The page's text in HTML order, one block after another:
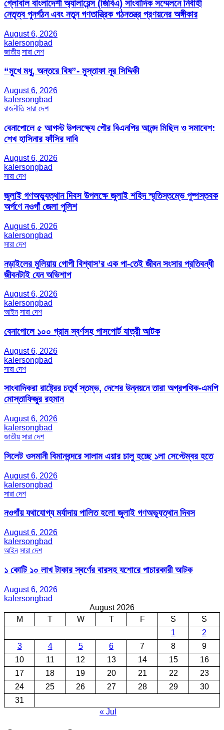
গ্লোবাল বাংলাদেশী অ্যালায়েন্স (জিবিএ) সাংবাদিক সম্মেলনে নির্বাহী
নেতৃত্ব পুনর্গঠন এবং নতুন গণতান্ত্রিক গঠনতন্ত্র প্রণয়নের অঙ্গীকার
August 6, 2026
kalersongbad
জাতীয় সারা দেশ
“মুখে মধু, অন্তরে বিষ”- মুস্তাফা নূর সিদ্দিকী
August 6, 2026
kalersongbad
রাজনীতি সারা দেশ
বেনাপোলে ৫ আগস্ট উপলক্ষ্যে পৌর বিএনপির আনন্দ মিছিল ও সমাবেশ:
শেখ হাসিনার ফাঁসির দাবি
August 6, 2026
kalersongbad
সারা দেশ
জুলাই গণঅভ্যুত্থান দিবস উপলক্ষে জুলাই শহিদ স্মৃতিস্তম্ভে পুষ্পস্তবক
অর্পণে নওগাঁ জেলা পুলিশ
August 6, 2026
kalersongbad
সারা দেশ
নড়াইলের মুলিয়ায় গোপী বিশ্বাস’র এক পা-তেই জীবন সংসার প্রতিবন্ধী
জীবনটাই যেন অভিশাপ
August 6, 2026
kalersongbad
আইন সারা দেশ
বেনাপোলে ১০০ গ্রাম স্বর্ণসহ পাসপোর্ট যাত্রী আটক
August 6, 2026
kalersongbad
সারা দেশ
সাংবাদিকরা রাষ্ট্রের চতুর্থ স্তম্ভ, দেশের উন্নয়নে তারা অগ্রপথিক-এমপি
মোস্তাফিজুর রহমান
August 6, 2026
kalersongbad
জাতীয় সারা দেশ
সিলেট ওসমানী বিমানবন্দরে সালাম এয়ার চালু হচ্ছে ১লা সেপ্টেম্বর হতে
August 6, 2026
kalersongbad
সারা দেশ
নওগাঁয় যথাযোগ্য মর্যাদায় পালিত হলো জুলাই গণঅভ্যুত্থান দিবস
August 6, 2026
kalersongbad
আইন সারা দেশ
১ কোটি ১০ লাখ টাকার স্বর্ণের বারসহ যশোরে পাচারকারী আটক​
August 6, 2026
kalersongbad
August 2026
M
T W T F S
S
1
2
3
4 5 6 7 8
9
10
11 12 13 14 15
16
17
18 19 20 21 22
23
24
25 26 27 28 29
30
31
« Jul